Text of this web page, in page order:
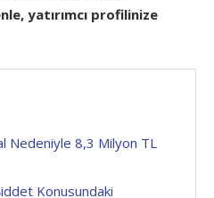
yatırımcı profilinize
Nedeniyle 8,3 Milyon TL
Konusundaki